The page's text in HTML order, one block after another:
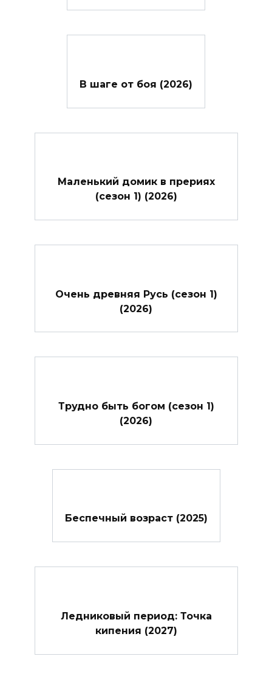
В шаге от боя (2026)
Маленький домик в прериях
(сезон 1) (2026)
Очень древняя Русь (сезон 1)
(2026)
Трудно быть богом (сезон 1)
(2026)
Беспечный возраст (2025)
Ледниковый период: Точка
кипения (2027)